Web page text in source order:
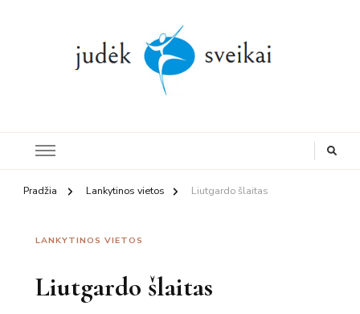
Pradžia Lankytinos vietos Liutgardo šlaitas
LANKYTINOS VIETOS
Liutgardo šlaitas